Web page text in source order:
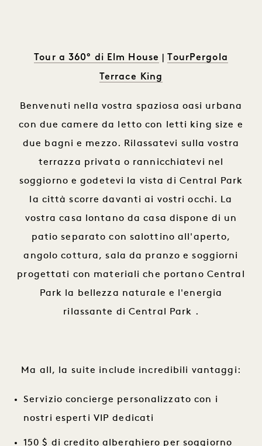
Tour a 360° di Elm House
TourPergola
Terrace King
Benvenuti nella vostra spaziosa oasi urbana
con due camere da letto con letti king size e
due bagni e mezzo. Rilassatevi sulla vostra
terrazza privata o rannicchiatevi nel
soggiorno e godetevi la vista di Central Park
la città scorre davanti ai vostri occhi. La
vostra casa lontano da casa dispone di un
patio separato con salottino all'aperto,
angolo cottura, sala da pranzo e soggiorni
progettati con materiali che portano Central
Park la bellezza naturale e l'energia
rilassante di Central Park .
Ma all, la suite include incredibili vantaggi:
Servizio concierge personalizzato con i
nostri esperti VIP dedicati
150 $ di credito alberghiero per soggiorno